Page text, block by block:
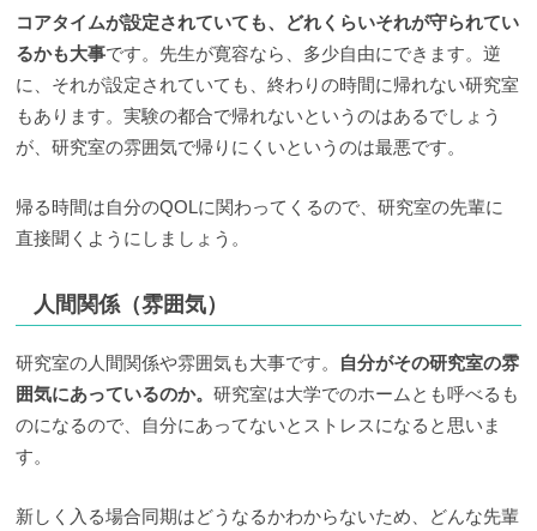
コアタイムが設定されていても、どれくらいそれが守られてい
るかも大事です。先生が寛容なら、多少自由にできます。逆
に、それが設定されていても、終わりの時間に帰れない研究室
もあります。実験の都合で帰れないというのはあるでしょう
が、研究室の雰囲気で帰りにくいというのは最悪です。
帰る時間は自分のQOLに関わってくるので、研究室の先輩に
直接聞くようにしましょう。
人間関係（雰囲気）
研究室の人間関係や雰囲気も大事です。 自分がその研究室の雰
囲気にあっているのか。研究室は大学でのホームとも呼べるも
のになるので、自分にあってないとストレスになると思いま
す。
新しく入る場合同期はどうなるかわからないため、どんな先輩